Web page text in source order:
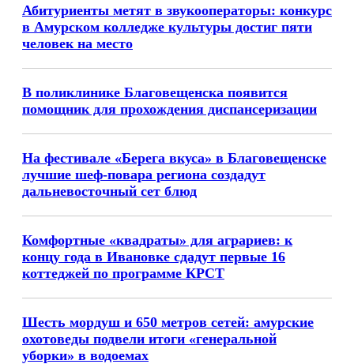
Абитуриенты метят в звукооператоры: конкурс
в Амурском колледже культуры достиг пяти
человек на место
В поликлинике Благовещенска появится
помощник для прохождения диспансеризации
На фестивале «Берега вкуса» в Благовещенске
лучшие шеф-повара региона создадут
дальневосточный сет блюд
Комфортные «квадраты» для аграриев: к
концу года в Ивановке сдадут первые 16
коттеджей по программе КРСТ
Шесть мордуш и 650 метров сетей: амурские
охотоведы подвели итоги «генеральной
уборки» в водоемах